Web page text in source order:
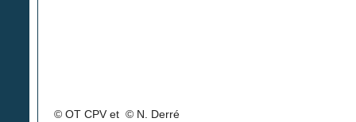
© OT CPV et © N. Derré